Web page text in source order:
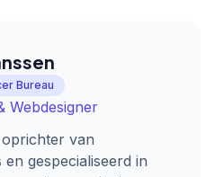
Bureau
Webdesigner
van
en gespecialiseerd in